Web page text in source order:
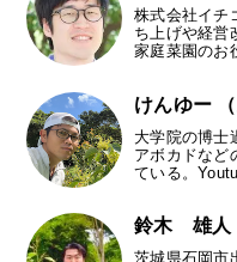
株式会社イチ
ち上げや経営
家庭菜園のお
けんゆー
大学院の博士
アボカドなど
ている。
鈴木 雄人
茨城県石岡市